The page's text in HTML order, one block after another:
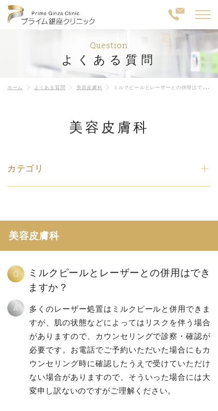
Question
よくある質問
ホーム よくある質問 美容皮膚科 ミルクピールとレーザーとの併用はできますか？
美容皮膚科
カテゴリ
美容皮膚科
Q
ミルクピールとレーザーとの併用はでき
ますか？
A
多くのレーザー処置はミルクピールと併用できま
すが、肌の状態などによってはリスクを伴う場合
がありますので、カウンセリングで診察・確認が
必要です。お電話でご予約いただいた場合にもカ
ウンセリング時に確認したうえで受けていただけ
ない場合がありますので、そういった場合には大
変申し訳ないのですがご理解ください。